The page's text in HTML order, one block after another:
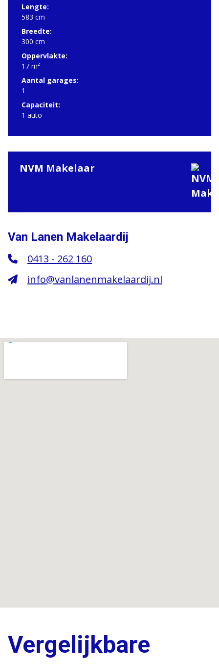
Lengte:
583 cm
Breedte:
300 cm
Oppervlakte:
17 m²
Aantal garages:
1
Capaciteit:
1 auto
NVM Makelaar
Van Lanen Makelaardij
0413 - 262 160
info@vanlanenmakelaardij.nl
Vergelijkbare